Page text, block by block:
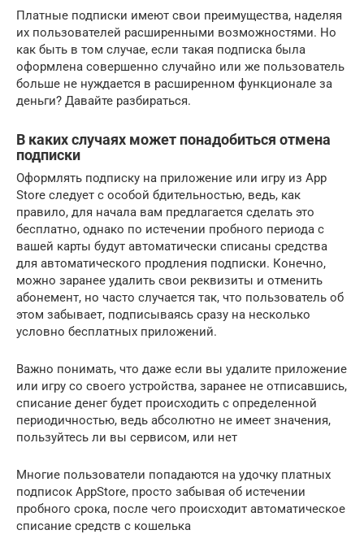
Платные подписки имеют свои преимущества, наделяя
их пользователей расширенными возможностями. Но
как быть в том случае, если такая подписка была
оформлена совершенно случайно или же пользователь
больше не нуждается в расширенном функционале за
деньги? Давайте разбираться.
В каких случаях может понадобиться отмена
подписки
Оформлять подписку на приложение или игру из App
Store следует с особой бдительностью, ведь, как
правило, для начала вам предлагается сделать это
бесплатно, однако по истечении пробного периода с
вашей карты будут автоматически списаны средства
для автоматического продления подписки. Конечно,
можно заранее удалить свои реквизиты и отменить
абонемент, но часто случается так, что пользователь об
этом забывает, подписываясь сразу на несколько
условно бесплатных приложений.
Важно понимать, что даже если вы удалите приложение
или игру со своего устройства, заранее не отписавшись,
списание денег будет происходить с определенной
периодичностью, ведь абсолютно не имеет значения,
пользуйтесь ли вы сервисом, или нет
Многие пользователи попадаются на удочку платных
подписок AppStore, просто забывая об истечении
пробного срока, после чего происходит автоматическое
списание средств с кошелька